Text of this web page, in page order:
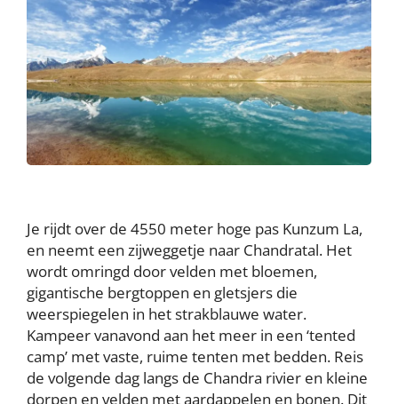
Je rijdt over de 4550 meter hoge pas Kunzum La,
en neemt een zijweggetje naar Chandratal. Het
wordt omringd door velden met bloemen,
gigantische bergtoppen en gletsjers die
weerspiegelen in het strakblauwe water.
Kampeer vanavond aan het meer in een ‘tented
camp’ met vaste, ruime tenten met bedden. Reis
de volgende dag langs de Chandra rivier en kleine
dorpen en velden met aardappelen en bonen. Dit